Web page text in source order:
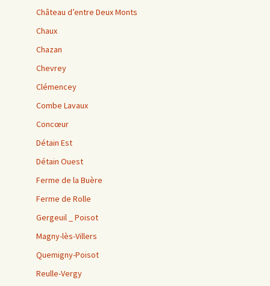
Château d’entre Deux Monts
Chaux
Chazan
Chevrey
Clémencey
Combe Lavaux
Concœur
Détain Est
Détain Ouest
Ferme de la Buère
Ferme de Rolle
Gergeuil _ Poisot
Magny-lès-Villers
Quemigny-Poisot
Reulle-Vergy